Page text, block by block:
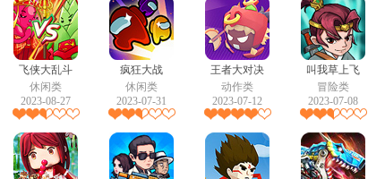
飞侠大乱斗
休闲类
2023-08-27
疯狂大战
休闲类
2023-07-31
王者大对决
动作类
2023-07-12
叫我草上飞
冒险类
2023-07-08